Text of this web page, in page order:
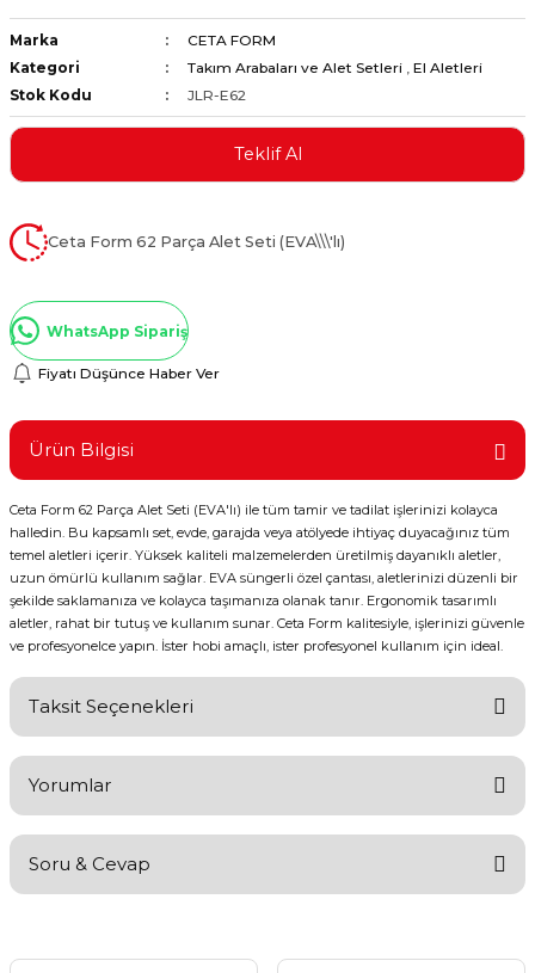
Kaplamalar
ve Multimetreler
ve Penseler
Aletleri
Marka
CETA FORM
Kategori
Takım Arabaları ve Alet Setleri , El Aletleri
Stok Kodu
JLR-E62
Teklif Al
Ceta Form 62 Parça Alet Seti (EVA\\\'lı)
WhatsApp Sipariş
Fiyatı Düşünce Haber Ver
Ürün Bilgisi
Ceta Form 62 Parça Alet Seti (EVA'lı) ile tüm tamir ve tadilat işlerinizi kolayca
halledin. Bu kapsamlı set, evde, garajda veya atölyede ihtiyaç duyacağınız tüm
temel aletleri içerir. Yüksek kaliteli malzemelerden üretilmiş dayanıklı aletler,
uzun ömürlü kullanım sağlar. EVA süngerli özel çantası, aletlerinizi düzenli bir
şekilde saklamanıza ve kolayca taşımanıza olanak tanır. Ergonomik tasarımlı
aletler, rahat bir tutuş ve kullanım sunar. Ceta Form kalitesiyle, işlerinizi güvenle
ve profesyonelce yapın. İster hobi amaçlı, ister profesyonel kullanım için ideal.
Taksit Seçenekleri
Yorumlar
Yorum Yaz
Soru & Cevap
Ürün hakkında henüz soru sorulmamış.